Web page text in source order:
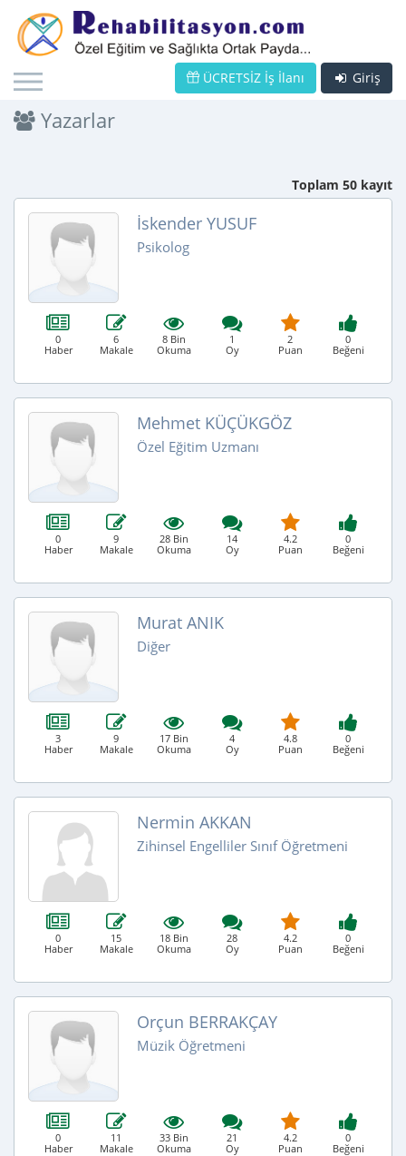
Giriş
ÜCRETSİZ İş İlanı
Yazarlar
Toplam 50 kayıt
İskender YUSUF
Psikolog
0
Haber
6
Makale
8 Bin
Okuma
1
Oy
2
Puan
0
Beğeni
Mehmet KÜÇÜKGÖZ
Özel Eğitim Uzmanı
0
Haber
9
Makale
28 Bin
Okuma
14
Oy
4.2
Puan
0
Beğeni
Murat ANIK
Diğer
3
Haber
9
Makale
17 Bin
Okuma
4
Oy
4.8
Puan
0
Beğeni
Nermin AKKAN
Zihinsel Engelliler Sınıf Öğretmeni
0
Haber
15
Makale
18 Bin
Okuma
28
Oy
4.2
Puan
0
Beğeni
Orçun BERRAKÇAY
Müzik Öğretmeni
0
Haber
11
Makale
33 Bin
Okuma
21
Oy
4.2
Puan
0
Beğeni